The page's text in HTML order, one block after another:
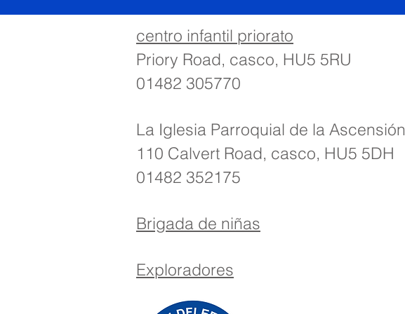
centro infantil priorato
Priory Road, casco, HU5 5RU
01482 305770
La Iglesia Parroquial de la Ascensión
110 Calvert Road, casco, HU5 5DH
01482 352175
Brigada de niñas
Exploradores